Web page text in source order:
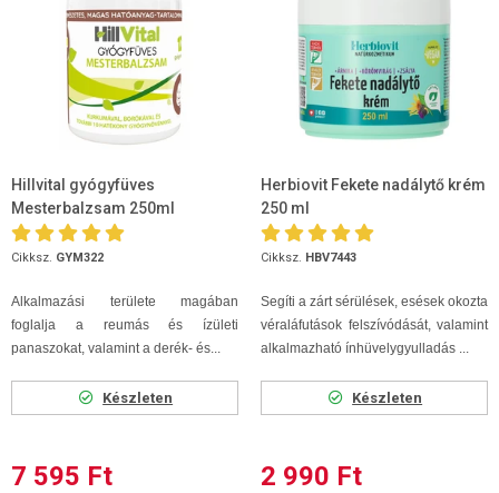
Hillvital gyógyfüves
Mesterbalzsam 250ml
Cikksz. GYM322
Alkalmazási területe magában
foglalja a reumás és ízületi
panaszokat, valamint a derék- és...
Készleten
7 595 Ft
Herbiovit Fekete nadálytő krém
250 ml
Cikksz. HBV7443
Segíti a zárt sérülések, esések okozta
véraláfutások felszívódását, valamint
alkalmazható ínhüvelygyulladás ...
Készleten
2 990 Ft